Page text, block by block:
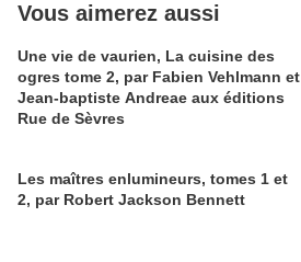
Vous aimerez aussi
Une vie de vaurien, La cuisine des
ogres tome 2, par Fabien Vehlmann et
Jean-baptiste Andreae aux éditions
Rue de Sèvres
Les maîtres enlumineurs, tomes 1 et
2, par Robert Jackson Bennett